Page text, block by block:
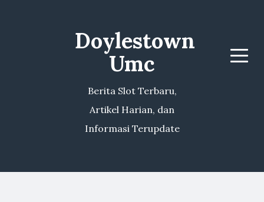
Doylestown
Umc
Berita Slot Terbaru,
Artikel Harian, dan
Informasi Terupdate
Menu